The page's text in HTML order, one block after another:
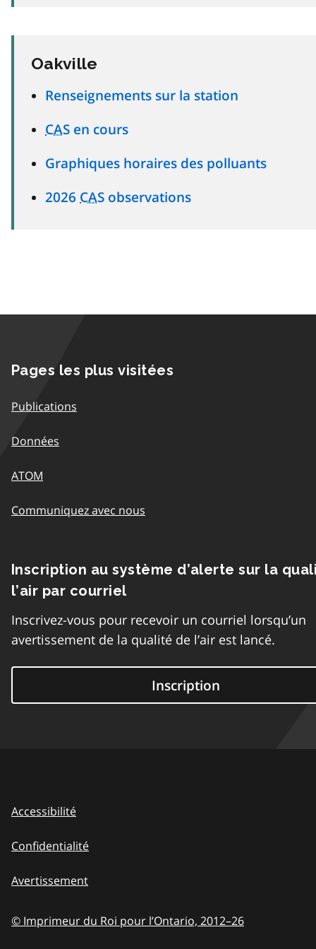
Oakville
Renseignements sur la station
CAS en cours
Graphiques horaires des polluants
2026 CAS observations
Pages les plus visitées
Publications
Données
ATOM
Communiquez avec nous
Inscription au système d’alerte sur la
l’air par courriel
Inscrivez-vous pour recevoir un courriel lorsqu’un
avertissement de la qualité de l’air est lancé.
Inscription
Accessibilité
Confidentialité
Avertissement
© Imprimeur du Roi pour l’Ontario, 2012–26